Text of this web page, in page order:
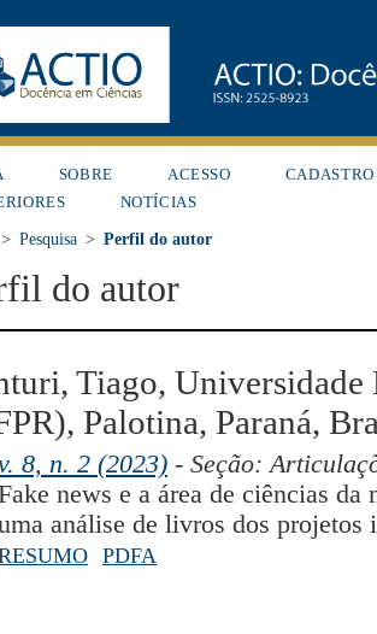
SOBRE ACESSO
CADASTRO
NOTÍCIAS
> Pesquisa > Perfil do autor
do autor
Tiago, Universidade
Palotina, Paraná,
8, n. 2 (2023) - Seção:
news e a área de ciências da
análise de livros dos projetos
PDFA